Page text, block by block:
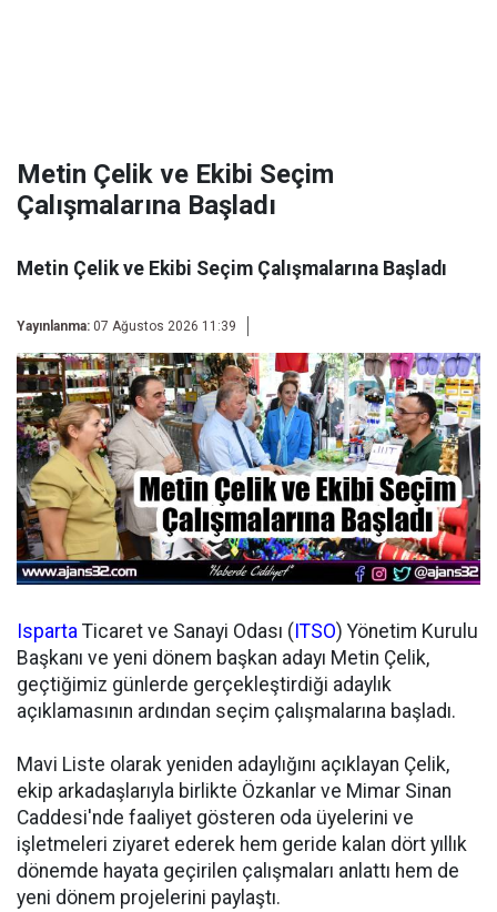
Metin Çelik ve Ekibi Seçim
Çalışmalarına Başladı
Metin Çelik ve Ekibi Seçim Çalışmalarına Başladı
Yayınlanma: 07 Ağustos 2026 11:39
Isparta Ticaret ve Sanayi Odası ( ITSO) Yönetim Kurulu
Başkanı ve yeni dönem başkan adayı Metin Çelik,
geçtiğimiz günlerde gerçekleştirdiği adaylık
açıklamasının ardından seçim çalışmalarına başladı.
Mavi Liste olarak yeniden adaylığını açıklayan Çelik,
ekip arkadaşlarıyla birlikte Özkanlar ve Mimar Sinan
Caddesi'nde faaliyet gösteren oda üyelerini ve
işletmeleri ziyaret ederek hem geride kalan dört yıllık
dönemde hayata geçirilen çalışmaları anlattı hem de
yeni dönem projelerini paylaştı.